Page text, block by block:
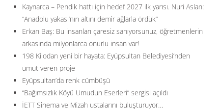
Kaynarca – Pendik hattı için hedef 2027 ilk yarısı. Nuri Aslan:
”Anadolu yakası’nın altını demir ağlarla ördük”
Erkan Baş: Bu insanları çaresiz sanıyorsunuz, öğretmenlerin
arkasında milyonlarca onurlu insan var!
198 Kilodan yeni bir hayata: Eyüpsultan Belediyesi’nden
umut veren proje
Eyüpsultan’da renk cümbüşü
“Bağımsızlık Köyü Umudun Eserleri” sergisi açıldı
İETT Sinema ve Mizah ustalarını buluşturuyor…